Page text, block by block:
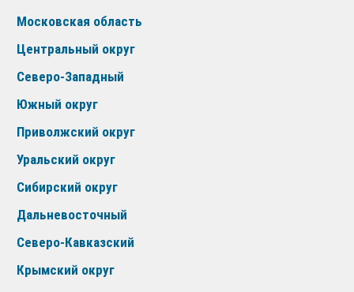
Московская область
Центральный округ
Северо-Западный
Южный округ
Приволжский округ
Уральский округ
Сибирский округ
Дальневосточный
Северо-Кавказский
Крымский округ